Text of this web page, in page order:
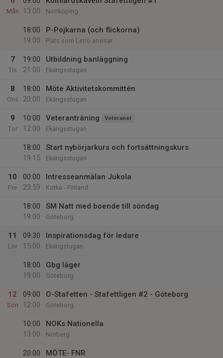
Mån
13:00
Norrköping
18:00
19:00
P-Pojkarna (och flickorna)
Plats som Letro anvisar
7
Tis
19:00
21:00
Utbildning banläggning
Ekängsstugan
8
Ons
18:00
20:00
Möte Aktivitetskommittén
Ekängsstugan
9
Tor
10:00
12:00
Veteranträning Veteraner
Ekängsstugan
18:00
19:15
Start nybörjarkurs och fortsättningskurs
Ekängsstugan
10
Fre
00:00
23:59
Intresseanmälan Jukola
Kotka - Finland
18:00
19:00
SM Natt med boende till söndag
Göteborg
11
Lör
09:30
15:00
Inspirationsdag för ledare
Ekängstugan
18:00
19:00
Gbg läger
Göteborg
12
Sön
09:00
12:00
O-Stafetten - Stafettligen #2 - Göteborg
Göteborg
10:00
13:00
NOKs Nationella
Norberg
20:00
MÖTE- FNR